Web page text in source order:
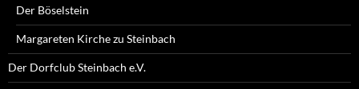
Der Böselstein
Margareten Kirche zu Steinbach
Der Dorfclub Steinbach e.V.